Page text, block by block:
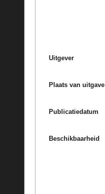
Uitgever
Plaats van uitgave
Publicatiedatum
Beschikbaarheid